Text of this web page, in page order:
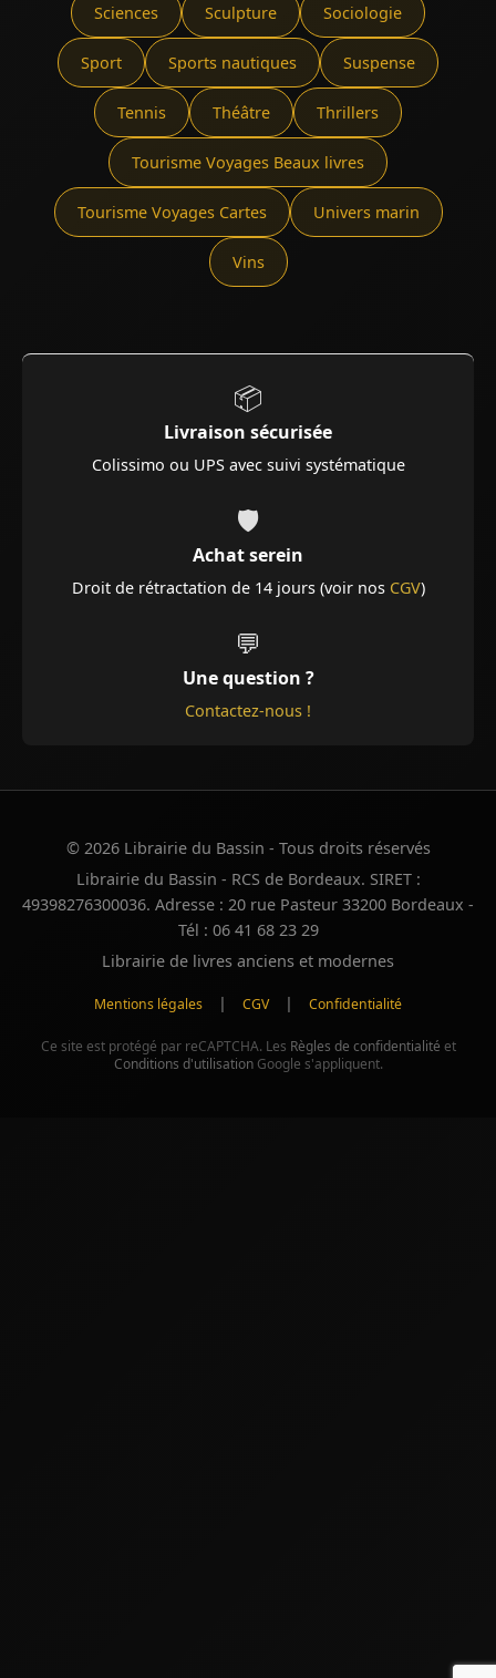
Sciences Sculpture Sociologie
Sport Sports nautiques Suspense
Tennis Théâtre Thrillers
Tourisme Voyages Beaux livres
Tourisme Voyages Cartes Univers marin
Vins
📦
Livraison sécurisée
Colissimo ou UPS avec suivi systématique
🛡️
Achat serein
Droit de rétractation de 14 jours (voir nos CGV)
💬
Une question ?
Contactez-nous !
© 2026 Librairie du Bassin - Tous droits réservés
Librairie du Bassin - RCS de Bordeaux. SIRET :
49398276300036. Adresse : 20 rue Pasteur 33200 Bordeaux -
Tél : 06 41 68 23 29
Librairie de livres anciens et modernes
Mentions légales | CGV | Confidentialité
Ce site est protégé par reCAPTCHA. Les Règles de confidentialité et
Conditions d'utilisationGoogle s'appliquent.